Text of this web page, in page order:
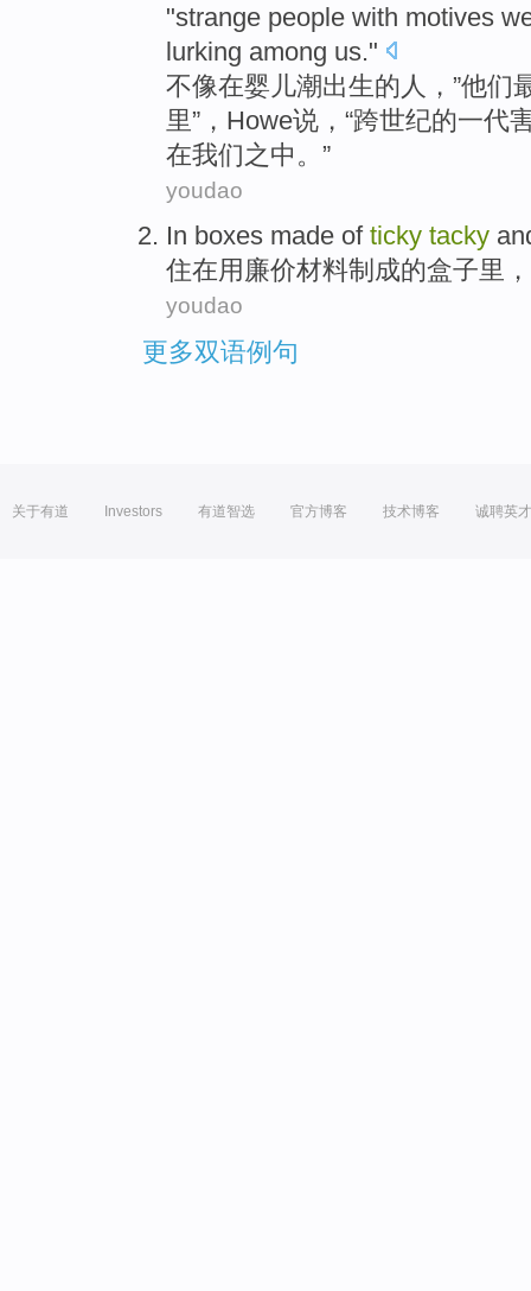
"strange people with motives
lurking among us."
不像在婴儿潮出生的人，”他们
里”， Howe说 ，“跨世纪的一代
在我们之中 。”
youdao
In boxes made of ticky tacky
住在用 廉价材料制成的盒子里 ，
youdao
更多双语例句
关于有道 Investors 有道智选 官方博客 技术博客 诚聘英才